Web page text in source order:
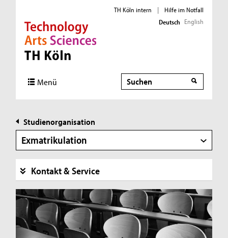
Direkt zur Hauptnavigation
Direkt zur Subnavigation
Direkt zum Inhalt
Direkt zum Fußbereich
TH Köln intern |
Hilfe im Notfall
Deutsch English
Menü Suche
Studienorganisation
Exmatrikulation
Kontakt & Service